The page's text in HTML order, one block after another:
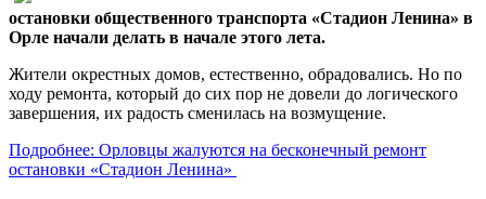
остановки общественного транспорта «Стадион Ленина» в
Орле начали делать в начале этого лета.
Жители окрестных домов, естественно, обрадовались. Но по
ходу ремонта, который до сих пор не довели до логического
завершения, их радость сменилась на возмущение.
Подробнее: Орловцы жалуются на бесконечный ремонт
остановки «Стадион Ленина»